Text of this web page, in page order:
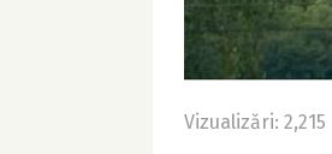
Vizualizări: 2,215